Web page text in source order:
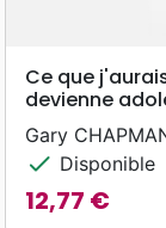
Ce que
devienne
Gary
check Disponible
Prix
12,77 €